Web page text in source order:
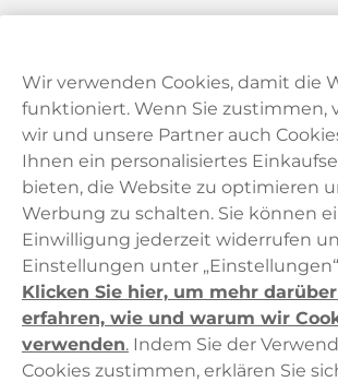
Kundendienst
Links
Über uns
Wir verwenden Cookies, damit die
funktioniert. Wenn Sie zustimmen,
wir und unsere Partner auch
Ihnen ein personalisiertes
bieten, die Website zu optimieren
Werbung zu schalten. Sie können
Einwilligung jederzeit widerrufen
Einstellungen unter
Klicken Sie hier, um mehr
erfahren, wie und warum wir
verwenden. Indem Sie der
Cookies zustimmen, erklären Sie